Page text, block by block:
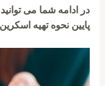
در ادامه شما می
پایین نحوه تهیه